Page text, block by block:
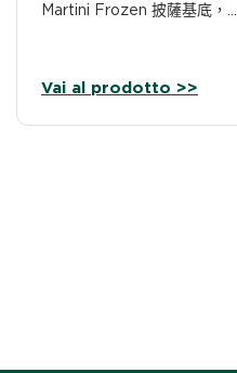
Martini Frozen 披薩基底，…
Vai al prodotto >>